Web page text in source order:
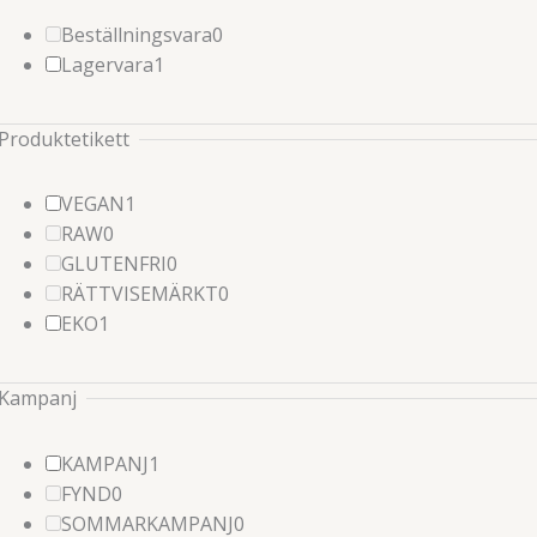
Beställningsvara0
Lagervara1
Produktetikett
VEGAN1
RAW0
produkter
GLUTENFRI0
produkter
RÄTTVISEMÄRKT0
EKO1
Kampanj
KAMPANJ1
FYND0
produkter
SOMMARKAMPANJ0